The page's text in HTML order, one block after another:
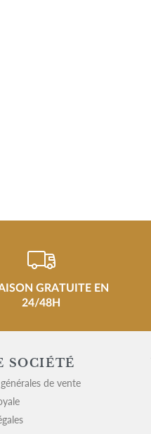
GRATUITE EN
24/48H
SOCIÉTÉ
de vente